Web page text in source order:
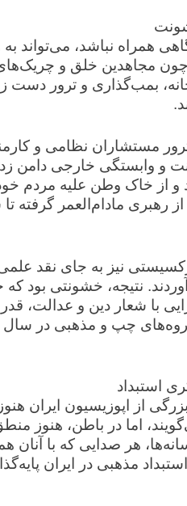
همراه نباشد، می‌تواند به
گروه‌هایی چون مجاهدین خلق و
بمب‌گذاری و ترور دست
مستشاران نظامی و
و وابستگی خارجی دامن
از خاک وطن علیه مردم
از رهبری مادام‌العمر
نیز به جای نقد
نتیجه، خشونتی
با شعار دین و
استبداد
از اپوزیسیون ایران
اما در باطن، هنوز
هر صدایی که با آنان
مذهبی در ایران